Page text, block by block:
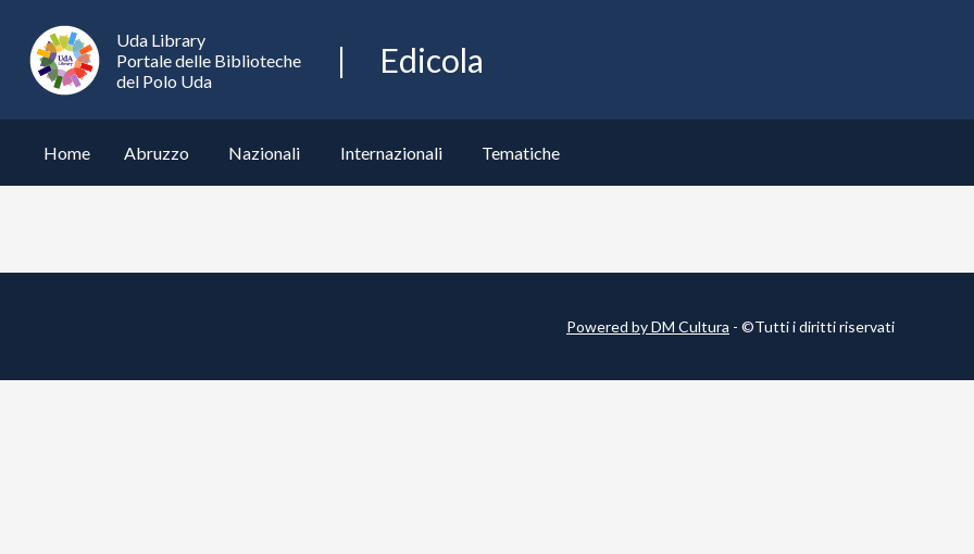
Edicola
UdaLibrary
Uda Library
Portale delle Biblioteche
del Polo Uda
Edicola
Home Abruzzo Nazionali Internazionali Tematiche
Powered by DM Cultura - ©Tutti i diritti riservati